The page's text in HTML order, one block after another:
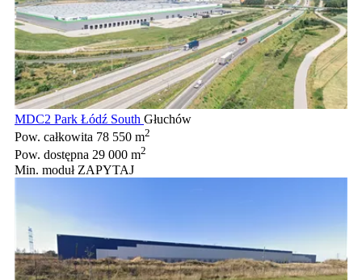
MDC2 Park Łódź South Głuchów
Pow. całkowita 78 550 m2
Pow. dostępna 29 000 m2
Min. moduł ZAPYTAJ